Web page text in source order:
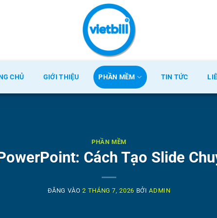
CHỦ GIỚI THIỆU PHẦN MỀM TIN TỨC
PHẦN MỀM
Cách Tạo Slide
ĐĂNG VÀO2 THÁNG 7, 2026 BỞIADMIN